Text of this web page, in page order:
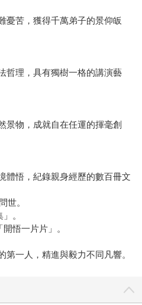
憂苦，獲得千萬弟子的景仰皈
哲理，具有獨樹一格的講演藝
景物，成就自在任運的揮毫創
體悟，紀錄親身經歷的數百冊文
世。
。
悟一片片」。
一人，精進與毅力不同凡響。